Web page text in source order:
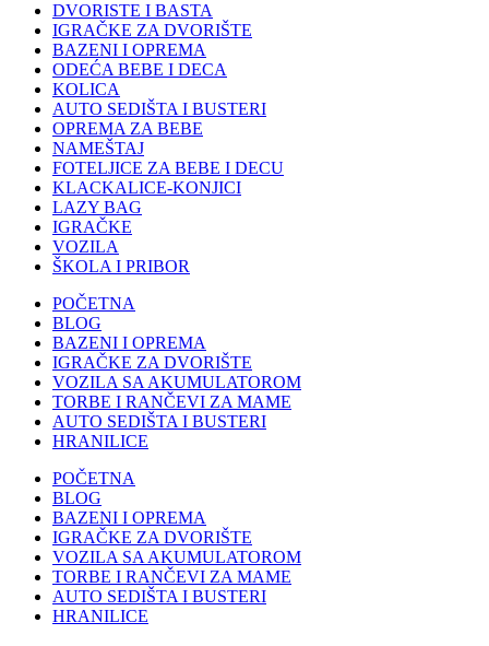
DVORISTE I BASTA
IGRAČKE ZA DVORIŠTE
BAZENI I OPREMA
ODEĆA BEBE I DECA
KOLICA
AUTO SEDIŠTA I BUSTERI
OPREMA ZA BEBE
NAMEŠTAJ
FOTELJICE ZA BEBE I DECU
KLACKALICE-KONJICI
LAZY BAG
IGRAČKE
VOZILA
ŠKOLA I PRIBOR
POČETNA
BLOG
BAZENI I OPREMA
IGRAČKE ZA DVORIŠTE
VOZILA SA AKUMULATOROM
TORBE I RANČEVI ZA MAME
AUTO SEDIŠTA I BUSTERI
HRANILICE
POČETNA
BLOG
BAZENI I OPREMA
IGRAČKE ZA DVORIŠTE
VOZILA SA AKUMULATOROM
TORBE I RANČEVI ZA MAME
AUTO SEDIŠTA I BUSTERI
HRANILICE